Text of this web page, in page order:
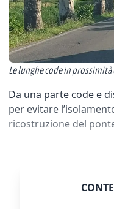
Le lunghe code in
Da una parte code e
per evitare
ricostruzione del